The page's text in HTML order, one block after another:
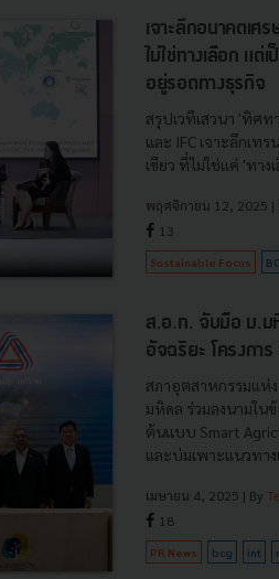
เจาะลึกอนาคตเศ
ไม่ใช่ทางเลือก แต่
อยู่รอดทางธุรกิจ
สรุปเวทีเสวนา 'ทิศท
และ IFC เจาะลึกเท
เขียว ที่ไม่ใช่แค่ 'ทาง
พฤศจิกายน 12, 2025 |
13
Sustainable Focus
ส.อ.ท. จับมือ ม.ม
อัจฉริยะ โครงการ
สภาอุตสาหกรรมแห่
มหิดล ร่วมลงนามใน
ต้นแบบ Smart
และบ่มเพาะแนวทาง
เมษายน 4, 2025 | By
18
PR News bcg int